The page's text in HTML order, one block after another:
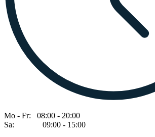
Mo - Fr: 08:00 - 20:00
Sa: 09:00 - 15:00